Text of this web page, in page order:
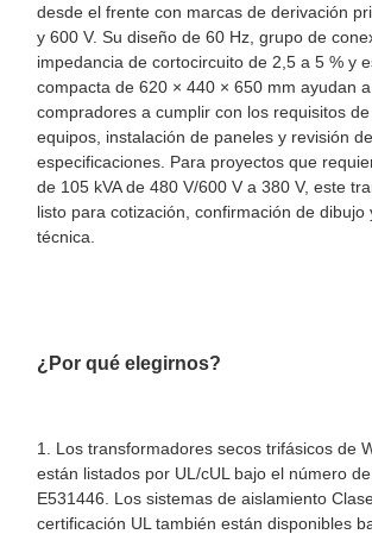
desde el frente con marcas de derivación
y 600 V. Su diseño de 60 Hz, grupo de
impedancia de cortocircuito de 2,5 a 5 % y
compacta de 620 × 440 × 650 mm ayudan
compradores a cumplir con los requisitos
equipos, instalación de paneles y revisión de
especificaciones. Para proyectos que
de 105 kVA de 480 V/600 V a 380 V, este
listo para cotización, confirmación de dibujo
técnica.
¿Por qué elegirnos?
1. Los transformadores secos trifásicos de
están listados por UL/cUL bajo el número
E531446. Los sistemas de aislamiento
certificación UL también están disponibles